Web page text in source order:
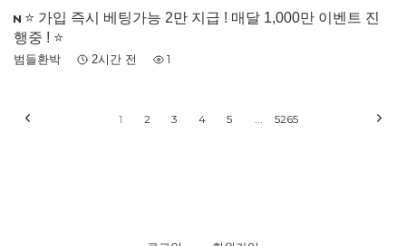
⭐️ 가입 즉시 베팅가능 2만 지급 ! 매달 1,000만 이벤트 진
행중 ! ⭐️
범들환박 2시간 전 1
1 2 3 4 5 ... 5265